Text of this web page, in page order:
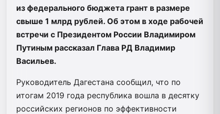
из федерального бюджета грант в размере
свыше 1 млрд рублей. Об этом в ходе рабочей
встречи с Президентом России Владимиром
Путиным рассказал Глава РД Владимир
Васильев.
Руководитель Дагестана сообщил, что по
итогам 2019 года республика вошла в десятку
российских регионов по эффективности